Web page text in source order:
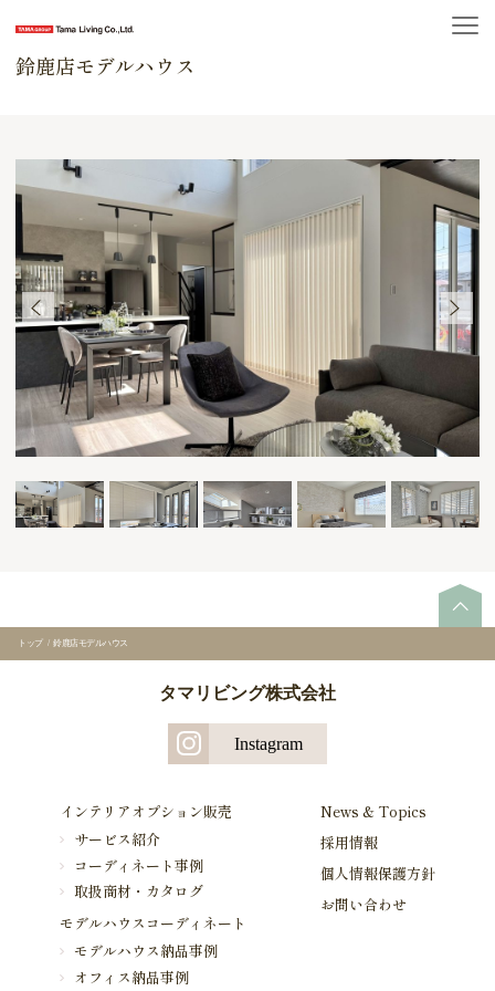
鈴鹿店モデルハウス
トップ / 鈴鹿店モデルハウス
タマリビング株式会社
Instagram
インテリアオプション販売
サービス紹介
コーディネート事例
取扱商材・カタログ
モデルハウスコーディネート
モデルハウス納品事例
オフィス納品事例
News & Topics
採用情報
個人情報保護方針
お問い合わせ